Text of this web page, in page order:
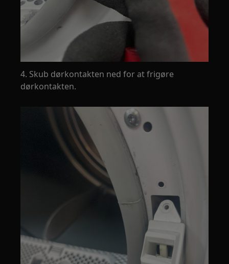
4. Skub dørkontakten ned for at frigøre
dørkontakten.